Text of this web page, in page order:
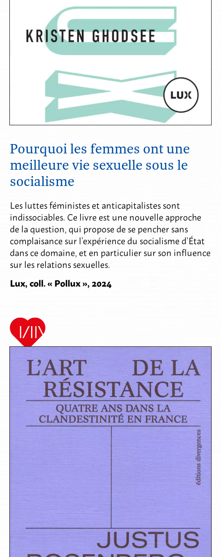
Pourquoi les femmes ont une
meilleure vie sexuelle sous le
socialisme
Les luttes féministes et anticapitalistes sont
indissociables. Ce livre est une nouvelle approche
de la question, qui propose de se pencher sans
complaisance sur l’expérience du socialisme d’État
dans ce domaine, et en particulier sur son influence
sur les relations sexuelles.
Lux, coll. « Pollux », 2024